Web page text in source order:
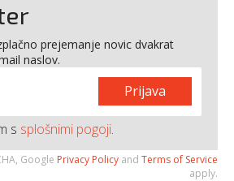
prejemanje novic dvakrat
naslov.
Prijava
s splošnimi pogoji.
Google Privacy Policy and Terms of Service
apply.